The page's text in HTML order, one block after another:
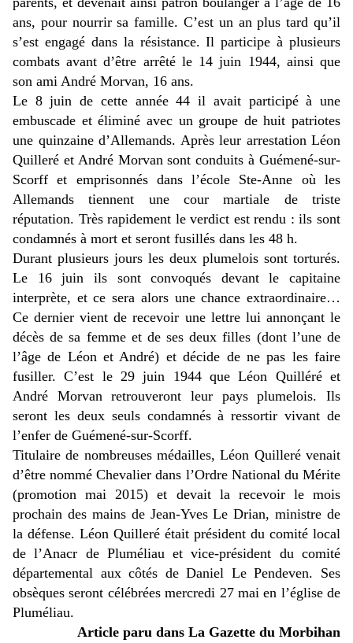
ans, pour nourrir sa famille. C’est un an plus tard qu’il
s’est engagé dans la résistance. Il participe à plusieurs
combats avant d’être arrêté le 14 juin 1944, ainsi que
son ami André Morvan, 16 ans.
Le 8 juin de cette année 44 il avait participé à une
embuscade et éliminé avec un groupe de huit patriotes
une quinzaine d’Allemands. Après leur arrestation Léon
Quilleré et André Morvan sont conduits à Guémené-sur-
Scorff et emprisonnés dans l’école Ste-Anne où les
Allemands tiennent une cour martiale de triste
réputation. Très rapidement le verdict est rendu : ils sont
condamnés à mort et seront fusillés dans les 48 h.
Durant plusieurs jours les deux plumelois sont torturés.
Le 16 juin ils sont convoqués devant le capitaine
interprète, et ce sera alors une chance extraordinaire…
Ce dernier vient de recevoir une lettre lui annonçant le
décès de sa femme et de ses deux filles (dont l’une de
l’âge de Léon et André) et décide de ne pas les faire
fusiller. C’est le 29 juin 1944 que Léon Quilléré et
André Morvan retrouveront leur pays plumelois. Ils
seront les deux seuls condamnés à ressortir vivant de
l’enfer de Guémené-sur-Scorff.
Titulaire de nombreuses médailles, Léon Quilleré venait
d’être nommé Chevalier dans l’Ordre National du Mérite
(promotion mai 2015) et devait la recevoir le mois
prochain des mains de Jean-Yves Le Drian, ministre de
la défense. Léon Quilleré était président du comité local
de l’Anacr de Pluméliau et vice-président du comité
départemental aux côtés de Daniel Le Pendeven. Ses
obsèques seront célébrées mercredi 27 mai en l’église de
Pluméliau.
Article paru dans La Gazette du Morbihan